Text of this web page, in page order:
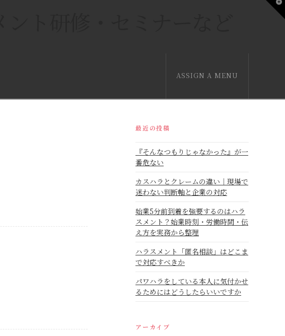
ASSIGN A MENU
最近の投稿
『そんなつもりじゃなかった』が一
番危ない
カスハラとクレームの違い｜現場で
迷わない判断軸と企業の対応
始業5分前到着を強要するのはハラ
スメント？始業時刻・労働時間・伝
え方を実務から整理
ハラスメント「匿名相談」はどこま
で対応すべきか
パワハラをしている本人に気付かせ
るためにはどうしたらいいですか
アーカイブ